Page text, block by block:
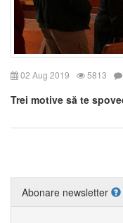
02 Aug 2019 5813
Trei motive să te
Abonare newsletter